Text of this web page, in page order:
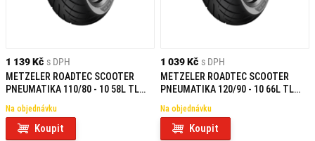
1 139 Kč s DPH
METZELER ROADTEC SCOOTER
PNEUMATIKA 110/80 - 10 58L TL
Na objednávku
Koupit
1 039 Kč s DPH
METZELER ROADTEC SCOOTER
PNEUMATIKA 120/90 - 10 66L TL
Na objednávku
Koupit